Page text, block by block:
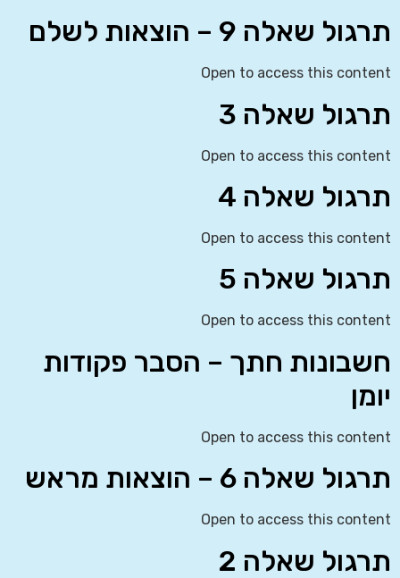
תרגול שאלה 9 – הוצאות לשלם
Open to access this content
תרגול שאלה 3
Open to access this content
תרגול שאלה 4
Open to access this content
תרגול שאלה 5
Open to access this content
חשבונות חתך – הסבר פקודות
יומן
Open to access this content
תרגול שאלה 6 – הוצאות מראש
Open to access this content
תרגול שאלה 2